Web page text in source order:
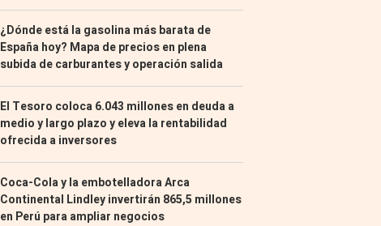
¿Dónde está la gasolina más barata de
España hoy? Mapa de precios en plena
subida de carburantes y operación salida
El Tesoro coloca 6.043 millones en deuda a
medio y largo plazo y eleva la rentabilidad
ofrecida a inversores
Coca-Cola y la embotelladora Arca
Continental Lindley invertirán 865,5 millones
en Perú para ampliar negocios